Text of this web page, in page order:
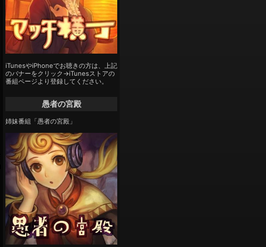
iTunesやiPhoneでお聴きの方は、上記
のバナーをクリック→iTunesストアの
番組ページより登録してください。
愚者の宮殿
姉妹番組「愚者の宮殿」